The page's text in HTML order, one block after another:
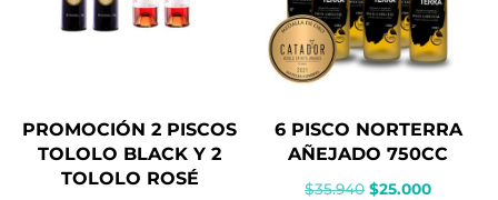
PROMOCIÓN 2 PISCOS
TOLOLO BLACK Y 2
TOLOLO ROSÉ
6 PISCO NORTERRA
AÑEJADO 750CC
$35.940 El
$25.000El